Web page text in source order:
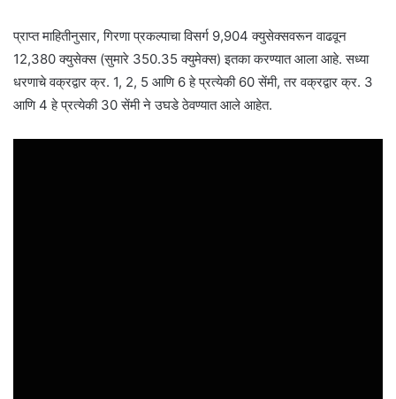
प्राप्त माहितीनुसार, गिरणा प्रकल्पाचा विसर्ग 9,904 क्युसेक्सवरून वाढवून
12,380 क्युसेक्स (सुमारे 350.35 क्युमेक्स) इतका करण्यात आला आहे. सध्या
धरणाचे वक्रद्वार क्र. 1, 2, 5 आणि 6 हे प्रत्येकी 60 सेंमी, तर वक्रद्वार क्र. 3
आणि 4 हे प्रत्येकी 30 सेंमी ने उघडे ठेवण्यात आले आहेत.